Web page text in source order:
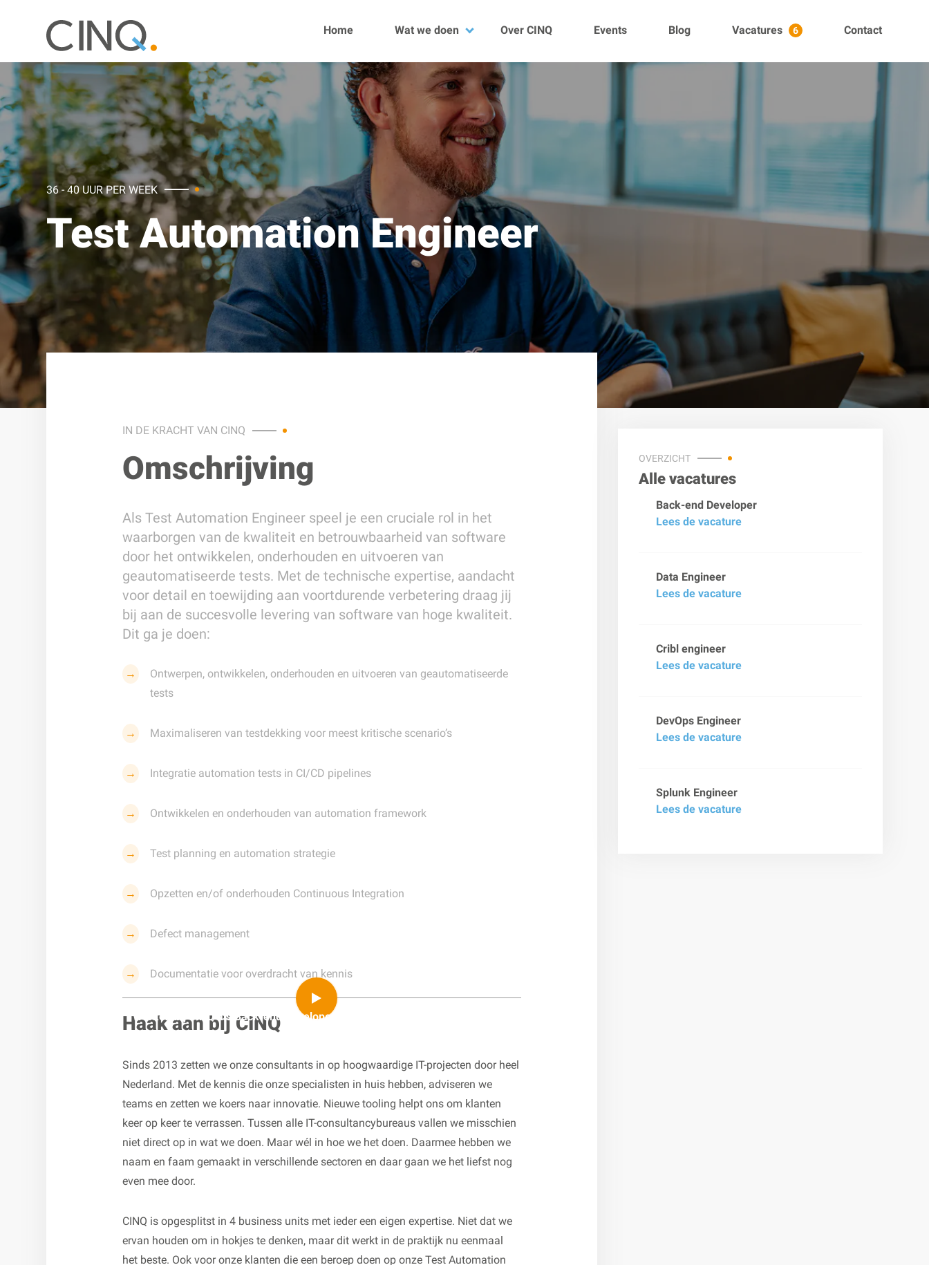
Home Wat we doen
Development
Kubescan
Projecten
Over CINQ Events Blog Vacatures 6 Contact
36 - 40 UUR PER WEEK
Test Automation Engineer
IN DE KRACHT VAN CINQ
Omschrijving
Als Test Automation Engineer speel je een cruciale rol in het
waarborgen van de kwaliteit en betrouwbaarheid van software
door het ontwikkelen, onderhouden en uitvoeren van
geautomatiseerde tests. Met de technische expertise, aandacht
voor detail en toewijding aan voortdurende verbetering draag jij
bij aan de succesvolle levering van software van hoge kwaliteit.
Dit ga je doen:
Ontwerpen, ontwikkelen, onderhouden en uitvoeren van geautomatiseerde
tests
Maximaliseren van testdekking voor meest kritische scenario’s
Integratie automation tests in CI/CD pipelines
Ontwikkelen en onderhouden van automation framework
Test planning en automation strategie
Opzetten en/of onderhouden Continuous Integration
Defect management
Documentatie voor overdracht van kennis
Werken bij CINQ als Back-end Developer
Haak aan bij CINQ
Sinds 2013 zetten we onze consultants in op hoogwaardige IT-projecten door heel
Nederland. Met de kennis die onze specialisten in huis hebben, adviseren we
teams en zetten we koers naar innovatie. Nieuwe tooling helpt ons om klanten
keer op keer te verrassen. Tussen alle IT-consultancybureaus vallen we misschien
niet direct op in wat we doen. Maar wél in hoe we het doen. Daarmee hebben we
naam en faam gemaakt in verschillende sectoren en daar gaan we het liefst nog
even mee door.
CINQ is opgesplitst in 4 business units met ieder een eigen expertise. Niet dat we
ervan houden om in hokjes te denken, maar dit werkt in de praktijk nu eenmaal
het beste. Ook voor onze klanten die een beroep doen op onze Test Automation
OVERZICHT
Alle vacatures
Back-end Developer
Lees de vacature
Data Engineer
Lees de vacature
Cribl engineer
Lees de vacature
DevOps Engineer
Lees de vacature
Splunk Engineer
Lees de vacature